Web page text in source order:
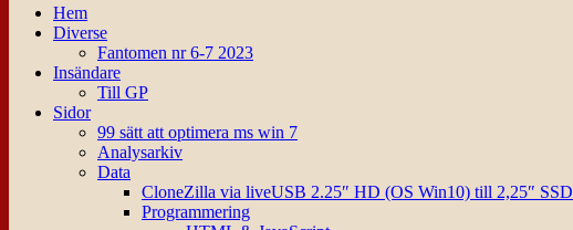
Hem
Diverse
Fantomen nr 6-7 2023
Insändare
Till GP
Sidor
99 sätt att optimera ms win 7
Analysarkiv
Data
CloneZilla via liveUSB 2.25″ HD (OS Win10) till 2,25″ SSD
Programmering